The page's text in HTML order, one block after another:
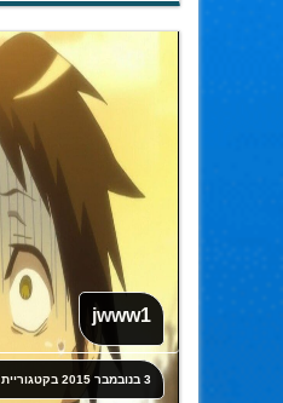
jwww1
3 בנובמבר 2015 בקטגוריית